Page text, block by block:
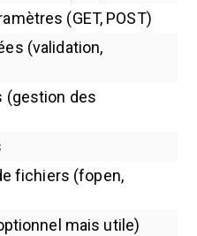
(GET, POST)
(validation,
(gestion des
fichiers (fopen,
mais utile)